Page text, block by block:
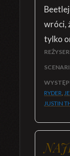
wróci,
tylko
RYDER,
JUSTIN